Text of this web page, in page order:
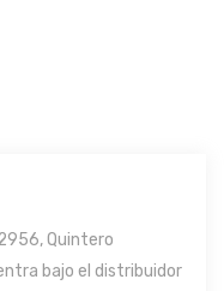
Quintero
bajo el distribuidor